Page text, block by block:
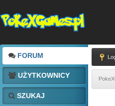
FORUM
UŻYTKOWNICY
SZUKAJ